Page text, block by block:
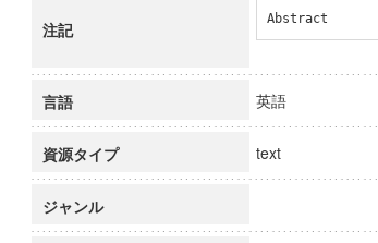
注記
Abstract
言語 英語
資源タイプ text
ジャンル